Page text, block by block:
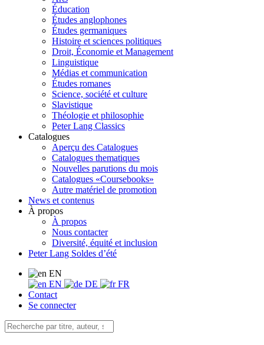
Éducation
Études anglophones
Études germaniques
Histoire et sciences politiques
Droit, Économie et Management
Linguistique
Médias et communication
Études romanes
Science, société et culture
Slavistique
Théologie et philosophie
Peter Lang Classics
Catalogues
Aperçu des Catalogues
Catalogues thematiques
Nouvelles parutions du mois
Catalogues «Coursebooks»
Autre matériel de promotion
News et contenus
À propos
À propos
Nous contacter
Diversité, équité et inclusion
Peter Lang Soldes d’été
EN
EN
DE
FR
Contact
Se connecter